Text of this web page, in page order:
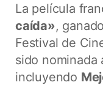
La película
caída»,
Festival de
sido nominada
incluyendo